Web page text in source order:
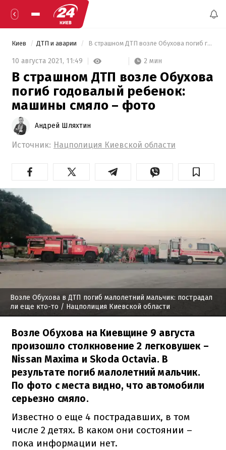
Киев ДТП и аварии В страшном ДТП возле Обухова погиб годовалый ребенок: машины смяло – фото
10 августа 2021, 11:49 2 мин
В страшном ДТП возле Обухова
погиб годовалый ребенок:
машины смяло – фото
Андрей Шляхтин
Источник: Нацполиция Киевской области
Возле Обухова в ДТП погиб малолетний мальчик: пострадал
ли еще кто-то / Нацполиция Киевской области
Возле Обухова на Киевщине 9 августа
произошло столкновение 2 легковушек –
Nissan Maxima и Skoda Octavia. В
результате погиб малолетний мальчик.
По фото с места видно, что автомобили
серьезно смяло.
Известно о еще 4 пострадавших, в том
числе 2 детях. В каком они состоянии –
пока информации нет.